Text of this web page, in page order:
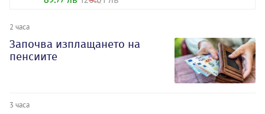
2 часа
Започва изплащането на
пенсиите
3 часа